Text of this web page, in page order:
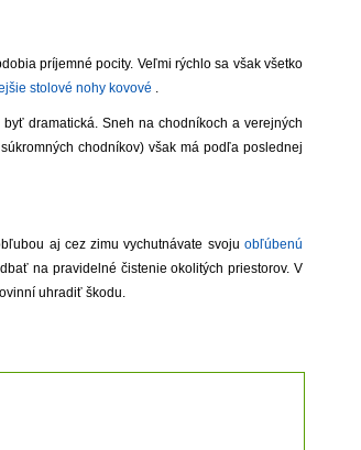
príjemné pocity. Veľmi rýchlo sa však všetko
stolové nohy kovové .
dramatická. Sneh na chodníkoch a verejných
chodníkov) však má podľa poslednej
aj cez zimu vychutnávate svoju obľúbenú
na pravidelné čistenie okolitých priestorov. V
uhradiť škodu.